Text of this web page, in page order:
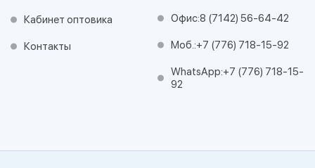
Кабинет оптовика
Контакты
Офис:8 (7142) 56-64-42
Моб.:+7 (776) 718-15-92
WhatsApp:+7 (776) 718-15-
92